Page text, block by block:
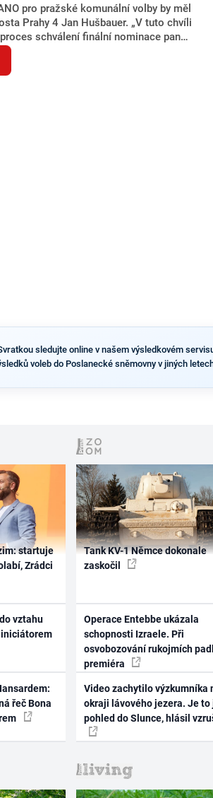
pro pražské komunální volby by měl
Prahy 4 Jan Hušbauer. „V tuto chvíli
schválení finální nominace pana
Výborem hnutí ANO,“ uvedl pro
pražského ANO Martin
se spekulovalo jako o
sledujte online v našem výsledkovém
voleb do Poslanecké sněmovny v jiných
startuje
Zrádci
vztahu
iniciátorem
řeč Bona
Tank KV-1 Němce dokonale
zaskočil
Operace Entebbe ukázala
schopnosti Izraele. Při
osvobozování rukojmích
premiéra
Video zachytilo výzkumníka
okraji lávového jezera. Je to
pohled do Slunce, hlásil